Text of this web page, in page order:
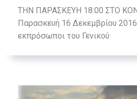
ΤΗΝ ΠΑΡΑΣΚΕΥΗ 18:00 ΣΤΟ
Παρασκευή 16 Δεκεμβρίου
εκπρόσωποι του Γενικού